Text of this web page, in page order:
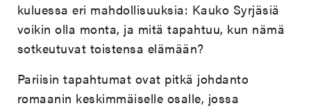
kuluessa eri mahdollisuuksia: Kauko Syrjäsiä
voikin olla monta, ja mitä tapahtuu, kun nämä
sotkeutuvat toistensa elämään?
Pariisin tapahtumat ovat pitkä johdanto
romaanin keskimmäiselle osalle, jossa